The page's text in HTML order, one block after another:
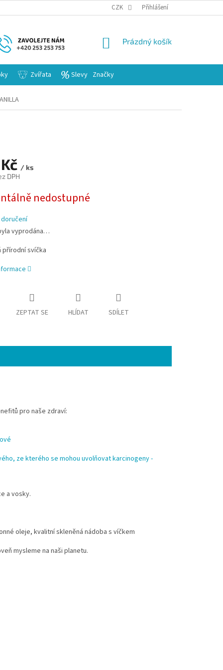
CZK Přihlášení
NÁKUPNÍ
Prázdný košík
Zvířata Slevy Značky
/ ks
DPH
nedostupné
vyprodána…
přírodní svíčka
ZEPTAT SE HLÍDAT SDÍLET
pro naše zdraví:
ze kterého se mohou uvolňovat karcinogeny -
a vosky.
oleje, kvalitní skleněná nádoba s víčkem
mysleme na naši planetu.